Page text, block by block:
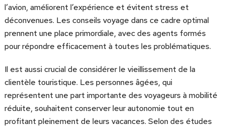
l’avion, améliorent l’expérience et évitent stress et
déconvenues. Les conseils voyage dans ce cadre optimal
prennent une place primordiale, avec des agents formés
pour répondre efficacement à toutes les problématiques.
Il est aussi crucial de considérer le vieillissement de la
clientèle touristique. Les personnes âgées, qui
représentent une part importante des voyageurs à mobilité
réduite, souhaitent conserver leur autonomie tout en
profitant pleinement de leurs vacances. Selon des études